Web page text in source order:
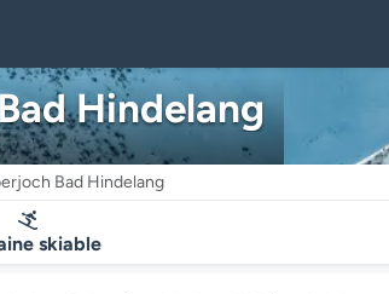
Hindelang
Bad Hindelang
skiable